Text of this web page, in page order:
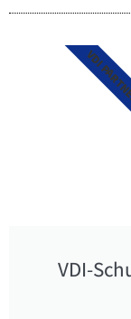
VDI-
VDI